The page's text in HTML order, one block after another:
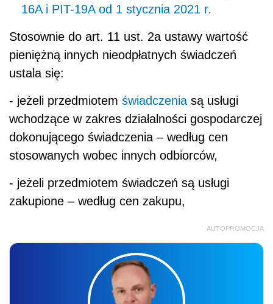
16A i PIT-19A od 1 stycznia 2021 r.
Stosownie do art. 11 ust. 2a ustawy wartość
pieniężną innych nieodpłatnych świadczeń
ustala się:
- jeżeli przedmiotem świadczeniasą usługi
wchodzące w zakres działalności gospodarczej
dokonującego świadczenia – według cen
stosowanych wobec innych odbiorców,
- jeżeli przedmiotem świadczeń są usługi
zakupione – według cen zakupu,
AUTOPROMOCJA